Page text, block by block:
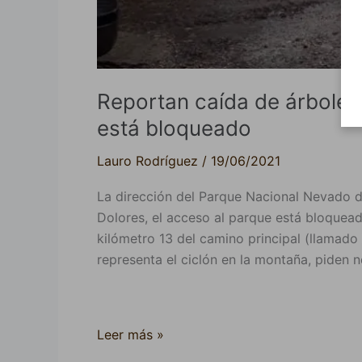
Reportan caída de
está bloqueado
Lauro Rodríguez / 19/06/2021
La dirección del Parque Nacional Nevado
Dolores, el acceso al parque está
kilómetro 13 del camino principal
representa el ciclón en la montaña, piden
Leer más »